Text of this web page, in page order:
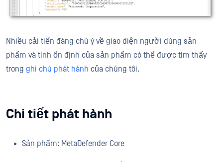
Nhiều cải tiến đáng chú ý về giao diện người dùng sản
phẩm và tính ổn định của sản phẩm có thể được tìm thấy
trong ghi chú phát hành của chúng tôi.
Chi tiết phát hành
Sản phẩm: MetaDefender Core